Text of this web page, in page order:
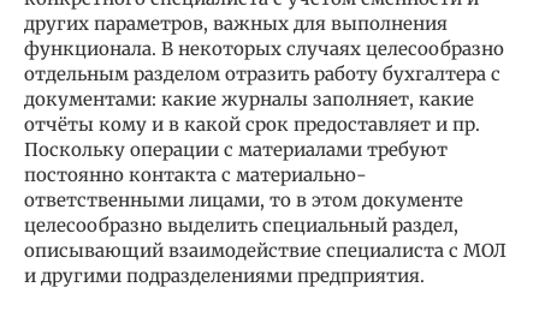
других параметров, важных для выполнения
функционала. В некоторых случаях целесообразно
отдельным разделом отразить работу бухгалтера с
документами: какие журналы заполняет, какие
отчёты кому и в какой срок предоставляет и пр.
Поскольку операции с материалами требуют
постоянно контакта с материально-
ответственными лицами, то в этом документе
целесообразно выделить специальный раздел,
описывающий взаимодействие специалиста с МОЛ
и другими подразделениями предприятия.